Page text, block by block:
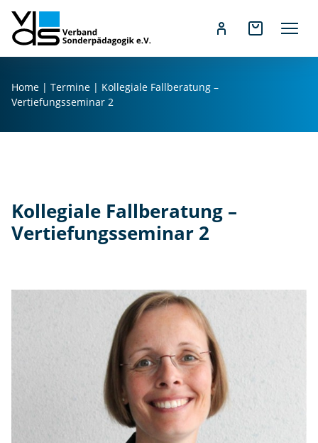
n
Home | Termine | Kollegiale Fallberatung –
Vertiefungsseminar 2
Kollegiale Fallberatung –
Vertiefungsseminar 2